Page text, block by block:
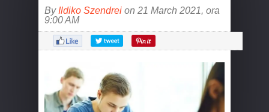
By Ildiko Szendrei on 21 March 2021, ora
9:00 AM